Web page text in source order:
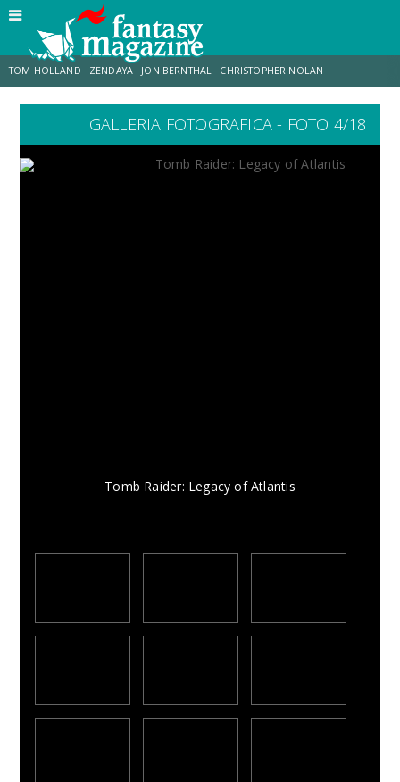
TOM HOLLAND ZENDAYA JON BERNTHAL CHRISTOPHER NOLAN
LUCCA COMICS & GAMES ODISSEA CHRIS MCKENNA
GALLERIA FOTOGRAFICA - FOTO 4/18
Tomb Raider: Legacy of Atlantis